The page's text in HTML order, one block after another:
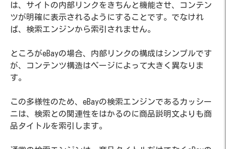
は、サイトの内部リンクをきちんと機能させ、コンテン
ツが明確に表示されるようにすることです。でなけれ
ば、検索エンジンから索引されません。
ところがeBayの場合、内部リンクの構成はシンプルです
が、コンテンツ構造はページによって大きく異なりま
す。
この多様性のため、eBayの検索エンジンであるカッシー
ニは、検索との関連性をはかるのに商品説明文よりも商
品タイトルを索引します。